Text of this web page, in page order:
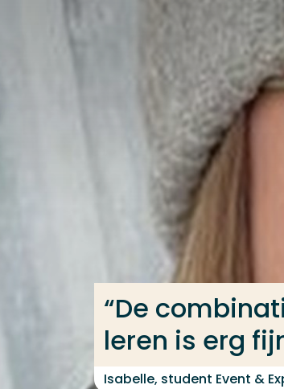
Ga direct naar de content
“De
leren is erg
Isabelle, student Event &
Opleiding
Contact